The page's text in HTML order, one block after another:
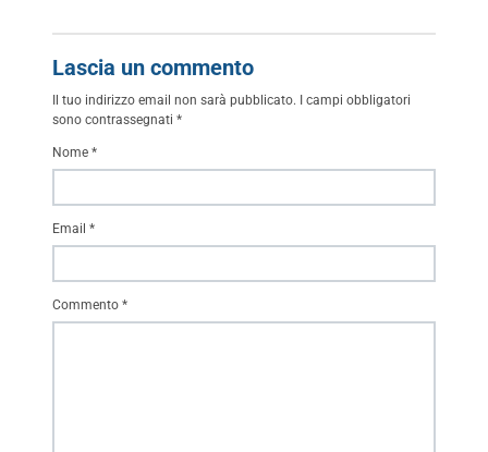
Lascia un commento
Il tuo indirizzo email non sarà pubblicato.
I campi obbligatori
sono contrassegnati *
Commento *
Nome *
Email *